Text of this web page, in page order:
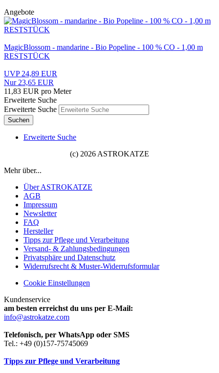
Angebote
MagicBlossom - mandarine - Bio Popeline - 100 % CO - 1,00 m
RESTSTÜCK
UVP 24,89 EUR
Nur 23,65 EUR
11,83 EUR pro Meter
Erweiterte Suche
Erweiterte Suche
Suchen
Erweiterte Suche
(c) 2026 ASTROKATZE
Mehr über...
Über ASTROKATZE
AGB
Impressum
Newsletter
FAQ
Hersteller
Tipps zur Pflege und Verarbeitung
Versand- & Zahlungsbedingungen
Privatsphäre und Datenschutz
Widerrufsrecht & Muster-Widerrufsformular
Cookie Einstellungen
Kundenservice
am besten erreichst du uns per E-Mail:
info@astrokatze.com
Telefonisch, per WhatsApp oder SMS
Tel.: +49 (0)157-75745069
Tipps zur Pflege und Verarbeitung